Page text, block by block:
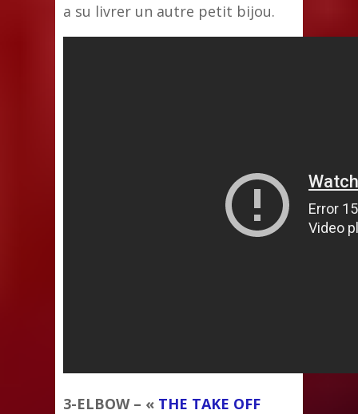
a su livrer un autre petit bijou.
3-ELBOW – « THE TAKE OFF